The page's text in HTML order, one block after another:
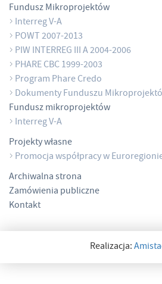
Fundusz Mikroprojektów
Interreg V-A
POWT 2007-2013
PIW INTERREG III A 2004-2006
PHARE CBC 1999-2003
Program Phare Credo
Dokumenty Funduszu
Fundusz mikroprojektów
Interreg V-A
Projekty własne
Promocja współpracy w
Archiwalna strona
Zamówienia publiczne
Kontakt
Realizacja: